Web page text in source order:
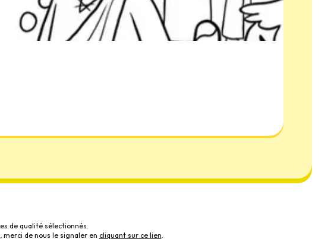
de qualité sélectionnés.
de nous le signaler en cliquant sur ce lien.